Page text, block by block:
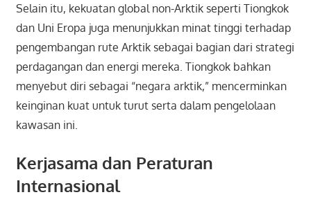
Selain itu, kekuatan global non-Arktik seperti Tiongkok
dan Uni Eropa juga menunjukkan minat tinggi terhadap
pengembangan rute Arktik sebagai bagian dari strategi
perdagangan dan energi mereka. Tiongkok bahkan
menyebut diri sebagai “negara arktik,” mencerminkan
keinginan kuat untuk turut serta dalam pengelolaan
kawasan ini.
Kerjasama dan Peraturan
Internasional